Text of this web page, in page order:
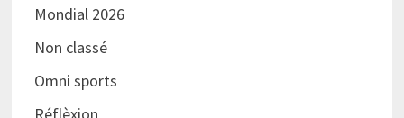
Mondial 2026
Non classé
Omni sports